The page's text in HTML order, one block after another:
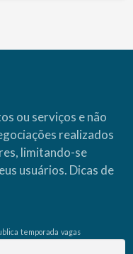
ou serviços e não
realizados
limitando-se
usuários. Dicas de
temporada vagas